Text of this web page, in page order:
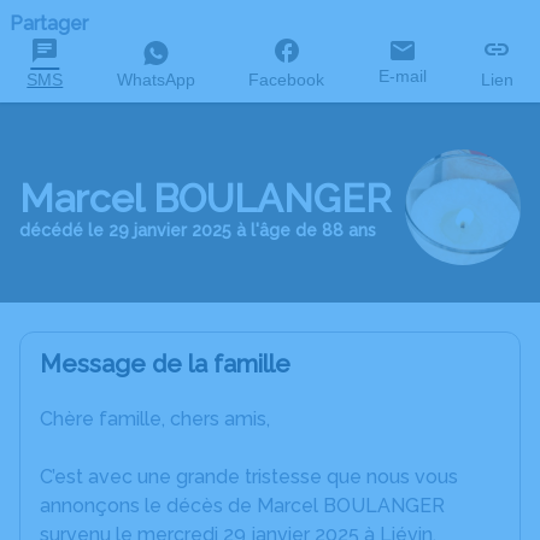
Partager
SMS WhatsApp Facebook E-mail Lien
Marcel BOULANGER
décédé le 29 janvier 2025 à l'âge de 88 ans
Message de la famille
Chère famille, chers amis,
C’est avec une grande tristesse que nous vous
annonçons le décès de Marcel BOULANGER
survenu le mercredi 29 janvier 2025 à Liévin.